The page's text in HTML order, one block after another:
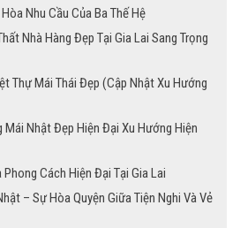
Nhu Cầu Của Ba Thế Hệ
Nhà Hàng Đẹp Tại Gia Lai Sang Trọng
Thự Mái Thái Đẹp (Cập Nhật Xu Hướng
Mái Nhật Đẹp Hiện Đại Xu Hướng Hiện
Cách Hiện Đại Tại Gia Lai
– Sự Hòa Quyện Giữa Tiện Nghi Và Vẻ